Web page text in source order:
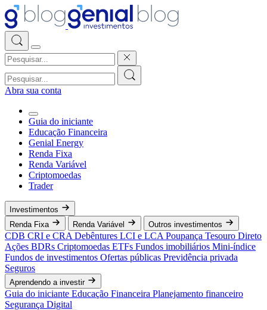
Abra sua conta
Guia do iniciante
Educação Financeira
Genial Energy
Renda Fixa
Renda Variável
Criptomoedas
Trader
Investimentos
Renda Fixa
Renda Variável Outros investimentos
CDB CRI e CRA Debêntures LCI e LCA Poupança Tesouro Direto
Ações BDRs Criptomoedas ETFs Fundos imobiliários Mini-índice
Fundos de investimentos Ofertas públicas Previdência privada
Seguros
Aprendendo a investir
Guia do iniciante Educação Financeira Planejamento financeiro
Segurança Digital